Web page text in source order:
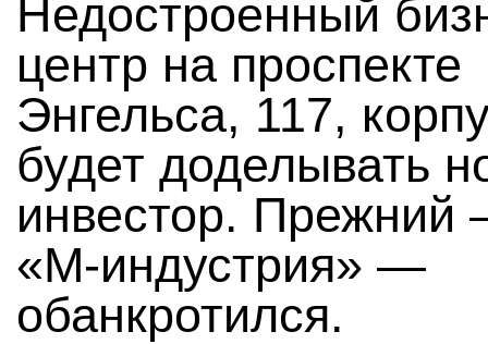
Недостроенный
центр на проспекте
Энгельса, 117,
будет доделывать
инвестор.
«М-индустрия» —
обанкротился.